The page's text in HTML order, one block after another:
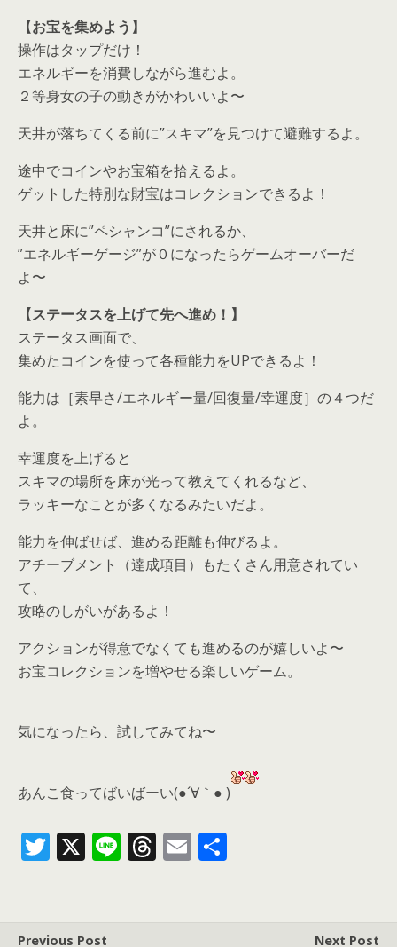
【お宝を集めよう】
操作はタップだけ！
エネルギーを消費しながら進むよ。
２等身女の子の動きがかわいいよ〜
天井が落ちてくる前に”スキマ”を見つけて避難するよ。
途中でコインやお宝箱を拾えるよ。
ゲットした特別な財宝はコレクションできるよ！
天井と床に”ペシャンコ”にされるか、
”エネルギーゲージ”が０になったらゲームオーバーだ
よ〜
【ステータスを上げて先へ進め！】
ステータス画面で、
集めたコインを使って各種能力をUPできるよ！
能力は［素早さ/エネルギー量/回復量/幸運度］の４つだ
よ。
幸運度を上げると
スキマの場所を床が光って教えてくれるなど、
ラッキーなことが多くなるみたいだよ。
能力を伸ばせば、進める距離も伸びるよ。
アチーブメント（達成項目）もたくさん用意されてい
て、
攻略のしがいがあるよ！
アクションが得意でなくても進めるのが嬉しいよ〜
お宝コレクションを増やせる楽しいゲーム。
気になったら、 試してみてね〜
あんこ食ってばいばーい(●´∀｀● )
T
er
X Li T E
Previous Post Next Post